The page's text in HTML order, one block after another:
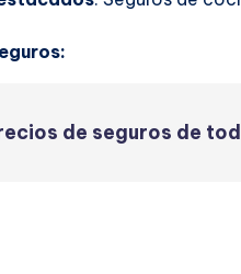
de seguros de